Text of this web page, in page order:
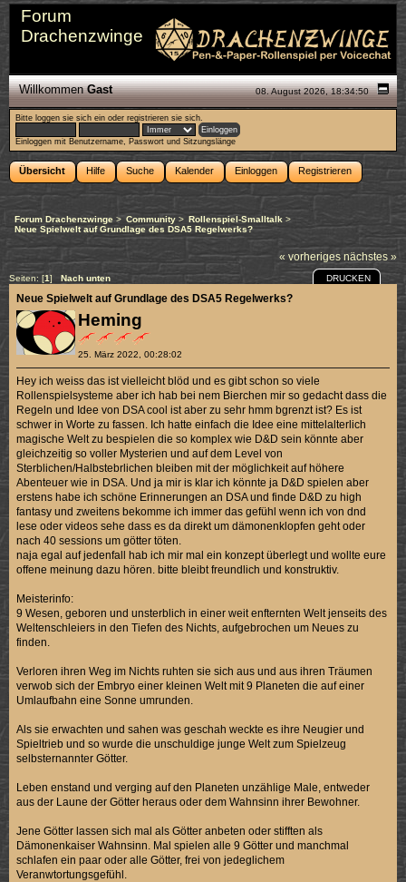
Forum
Drachenzwinge
08. August 2026, 18:34:50
WillkommenGast
Bitte loggen sie sich ein oderregistrieren sie sich.
Einloggen mit Benutzername, Passwort und Sitzungslänge
Übersicht Hilfe Suche Kalender Einloggen Registrieren
Forum Drachenzwinge > Community> Rollenspiel-Smalltalk >
Neue Spielwelt auf Grundlage des DSA5 Regelwerks?
« vorheriges nächstes »
Seiten: [1] Nach unten DRUCKEN
Heming
25. März 2022, 00:28:02
Neue Spielwelt auf Grundlage des DSA5 Regelwerks?
Hey ich weiss das ist vielleicht blöd und es gibt schon so viele
Rollenspielsysteme aber ich hab bei nem Bierchen mir so gedacht dass die
Regeln und Idee von DSA cool ist aber zu sehr hmm bgrenzt ist? Es ist
schwer in Worte zu fassen. Ich hatte einfach die Idee eine mittelalterlich
magische Welt zu bespielen die so komplex wie D&D sein könnte aber
gleichzeitig so voller Mysterien und auf dem Level von
Sterblichen/Halbstebrlichen bleiben mit der möglichkeit auf höhere
Abenteuer wie in DSA. Und ja mir is klar ich könnte ja D&D spielen aber
erstens habe ich schöne Erinnerungen an DSA und finde D&D zu high
fantasy und zweitens bekomme ich immer das gefühl wenn ich von dnd
lese oder videos sehe dass es da direkt um dämonenklopfen geht oder
nach 40 sessions um götter töten.
naja egal auf jedenfall hab ich mir mal ein konzept überlegt und wollte eure
offene meinung dazu hören. bitte bleibt freundlich und konstruktiv.
Meisterinfo:
9 Wesen, geboren und unsterblich in einer weit enfternten Welt jenseits des
Weltenschleiers in den Tiefen des Nichts, aufgebrochen um Neues zu
finden.
Verloren ihren Weg im Nichts ruhten sie sich aus und aus ihren Träumen
verwob sich der Embryo einer kleinen Welt mit 9 Planeten die auf einer
Umlaufbahn eine Sonne umrunden.
Als sie erwachten und sahen was geschah weckte es ihre Neugier und
Spieltrieb und so wurde die unschuldige junge Welt zum Spielzeug
selbsternannter Götter.
Leben enstand und verging auf den Planeten unzählige Male, entweder
aus der Laune der Götter heraus oder dem Wahnsinn ihrer Bewohner.
Jene Götter lassen sich mal als Götter anbeten oder stifften als
Dämonenkaiser Wahnsinn. Mal spielen alle 9 Götter und manchmal
schlafen ein paar oder alle Götter, frei von jedeglichem
Veranwtortungsgefühl.